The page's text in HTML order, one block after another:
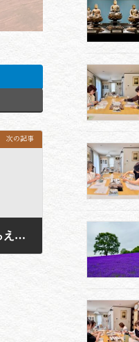
次の記事
微笑個展「重陽 ー香りと祈りのしつらえー」